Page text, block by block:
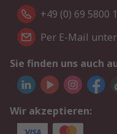
+49 (0) 69 5800
Per E-Mail
Sie finden uns auch
Wir akzeptieren: